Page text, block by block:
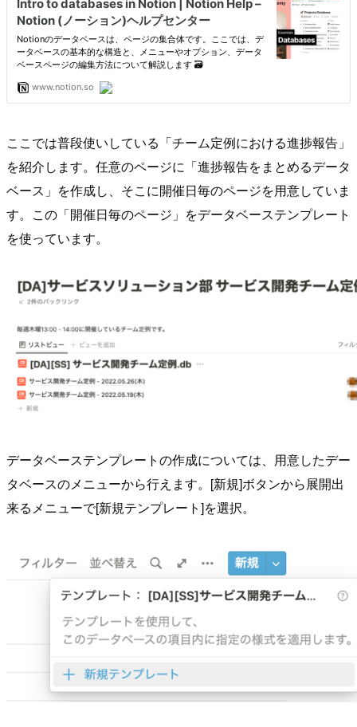
ここでは普段使いしている「チーム定例における進捗報告」
を紹介します。任意のページに「進捗報告をまとめるデータ
ベース」を作成し、そこに開催日毎のページを用意していま
す。この「開催日毎のページ」をデータベーステンプレート
を使っています。
データベーステンプレートの作成については、用意したデー
タベースのメニューから行えます。[新規]ボタンから展開出
来るメニューで[新規テンプレート]を選択。